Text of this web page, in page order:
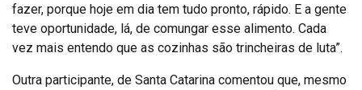
fazer, porque hoje em dia tem tudo pronto, rápido. E a gente
teve oportunidade, lá, de comungar esse alimento. Cada
vez mais entendo que as cozinhas são trincheiras de luta”.
Outra participante, de Santa Catarina comentou que, mesmo